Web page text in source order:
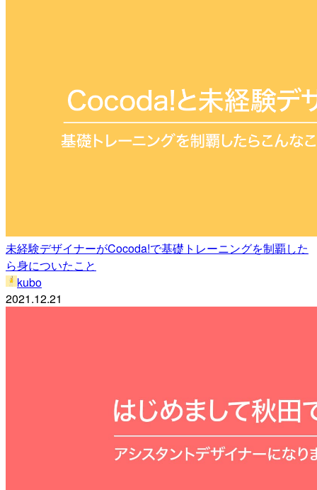
未経験デザイナーがCocoda!で基礎トレーニングを制覇した
ら身についたこと
kubo
2021.12.21